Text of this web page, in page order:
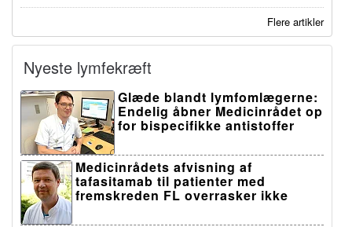
Flere artikler
Nyeste lymfekræft
Glæde blandt lymfomlægerne:
Endelig åbner Medicinrådet op
for bispecifikke antistoffer
Medicinrådets afvisning af
tafasitamab til patienter med
fremskreden FL overrasker ikke